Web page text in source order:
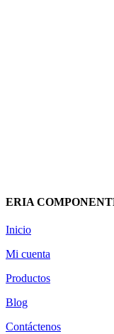
ERIA
Inicio
Mi cuenta
Productos
Blog
Contáctenos